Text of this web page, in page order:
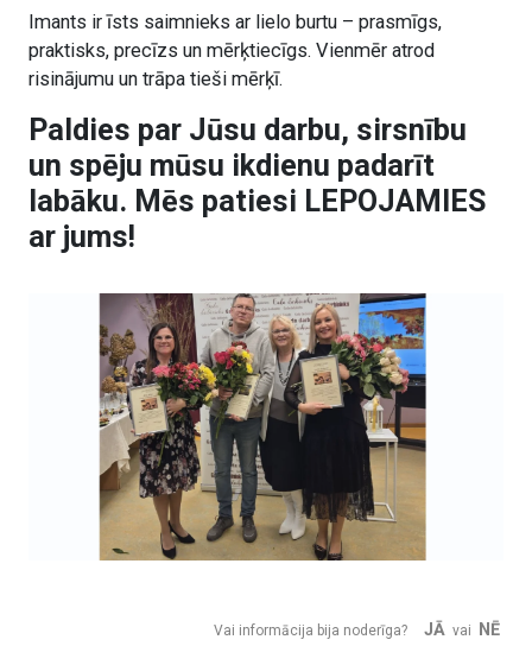
Imants ir īsts saimnieks ar lielo burtu – prasmīgs,
praktisks, precīzs un mērķtiecīgs. Vienmēr atrod
risinājumu un trāpa tieši mērķī.
Paldies par Jūsu darbu, sirsnību
un spēju mūsu ikdienu padarīt
labāku. Mēs patiesi LEPOJAMIES
ar jums!
Vai informācija bija noderīga? JĀ vai NĒ